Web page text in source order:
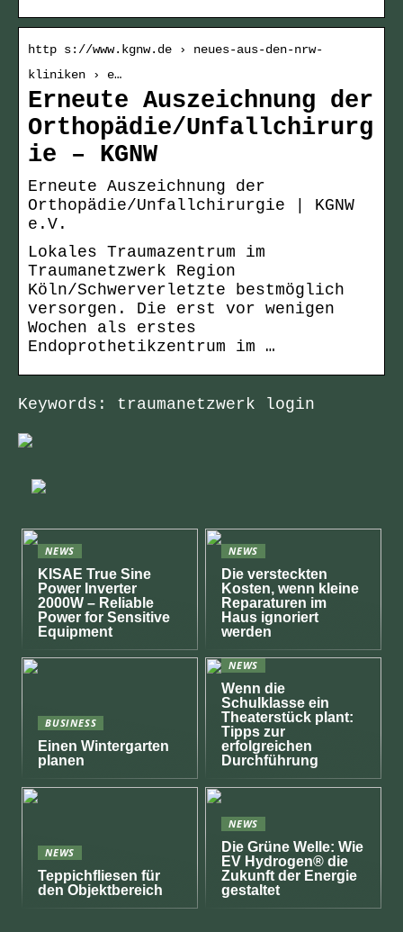
http s://www.kgnw.de › neues-aus-den-nrw-
kliniken › e…
Erneute Auszeichnung der
Orthopädie/Unfallchirurg
ie – KGNW
Erneute Auszeichnung der
Orthopädie/Unfallchirurgie | KGNW
e.V.
Lokales Traumazentrum im
Traumanetzwerk Region
Köln/Schwerverletzte bestmöglich
versorgen. Die erst vor wenigen
Wochen als erstes
Endoprothetikzentrum im …
Keywords: traumanetzwerk login
NEWS
KISAE True Sine
Power Inverter
2000W – Reliable
Power for Sensitive
Equipment
NEWS
Die versteckten
Kosten, wenn kleine
Reparaturen im
Haus ignoriert
werden
BUSINESS
Einen Wintergarten
planen
NEWS
Wenn die
Schulklasse ein
Theaterstück plant:
Tipps zur
erfolgreichen
Durchführung
NEWS
Teppichfliesen für
den Objektbereich
NEWS
Die Grüne Welle: Wie
EV Hydrogen® die
Zukunft der Energie
gestaltet